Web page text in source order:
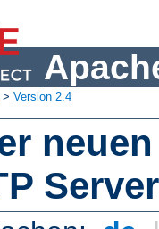
> Version 2.4